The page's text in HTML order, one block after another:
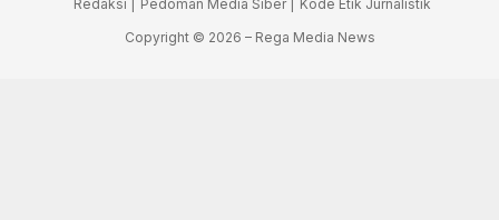
Redaksi | Pedoman Media Siber |
Kode Etik Jurnalistik
Copyright © 2026 – Rega Media News